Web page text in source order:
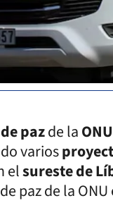
pazde laONU
varios
elsureste de
paz de la ONU